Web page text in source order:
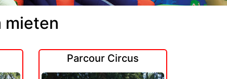
mieten
Parcour Circus